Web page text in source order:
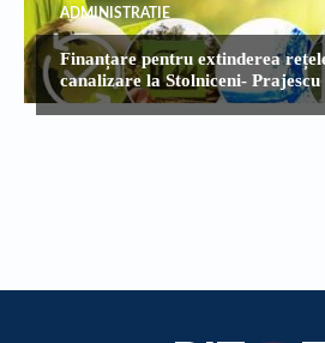
ADMINISTRATIE
Finanțare pentru extinderea
canalizare la Stolniceni- Prajescu